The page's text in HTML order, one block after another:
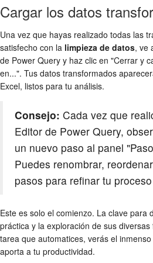
Cargar los datos
Una vez que hayas realizado todas las
satisfecho con la limpieza de datos, ve
de Power Query y haz clic en "Cerrar y
en...". Tus datos transformados
Excel, listos para tu análisis.
Consejo: Cada vez que
Editor de Power Query,
un nuevo paso al panel
Puedes renombrar,
pasos para refinar tu
Este es solo el comienzo. La clave para
práctica y la exploración de sus
tarea que automatices, verás el
aporta a tu productividad.